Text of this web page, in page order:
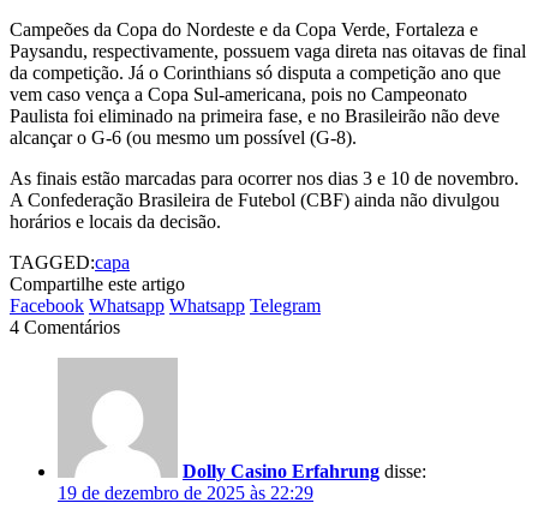
Campeões da Copa do Nordeste e da Copa Verde, Fortaleza e
Paysandu, respectivamente, possuem vaga direta nas oitavas de final
da competição. Já o Corinthians só disputa a competição ano que
vem caso vença a Copa Sul-americana, pois no Campeonato
Paulista foi eliminado na primeira fase, e no Brasileirão não deve
alcançar o G-6 (ou mesmo um possível (G-8).
As finais estão marcadas para ocorrer nos dias 3 e 10 de novembro.
A Confederação Brasileira de Futebol (CBF) ainda não divulgou
horários e locais da decisão.
TAGGED:capa
Compartilhe este artigo
Facebook Whatsapp Whatsapp Telegram
4 Comentários
Dolly Casino Erfahrung disse:
19 de dezembro de 2025 às 22:29